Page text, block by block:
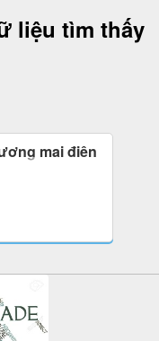
liệu tìm thấy
mại điện